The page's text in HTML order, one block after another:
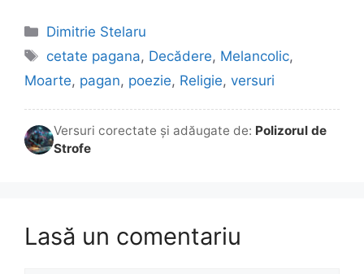
Categorii
Dimitrie Stelaru
Etichete
cetate pagana, Decădere, Melancolic,
Moarte, pagan, poezie, Religie, versuri
Versuri corectate și adăugate de: Polizorul de
Strofe
Lasă un comentariu